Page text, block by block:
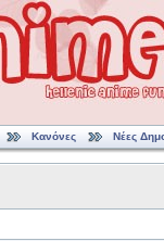
Κανόνες Νέες